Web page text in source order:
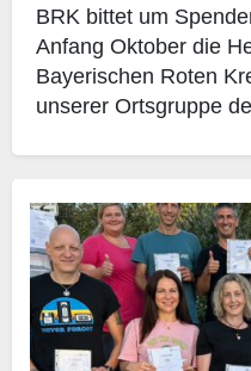
BRK bittet um
Anfang Oktober die
Bayerischen Roten
unserer Ortsgruppe